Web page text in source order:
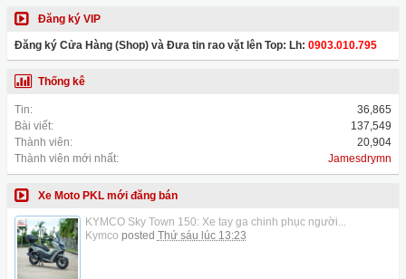
Đăng ký VIP
Đăng ký Cửa Hàng (Shop) và Đưa tin rao vặt lên Top: Lh: 0903.010.795
Thống kê
Tin:
36,865
Bài viết:
137,549
Thành viên:
20,904
Thành viên mới nhất:
Jamesdrymn
Xe Moto PKL mới đăng bán
KYMCO Sky Town 150: Xe tay ga chinh phục người...
Kymco posted Thứ sáu lúc 13:23